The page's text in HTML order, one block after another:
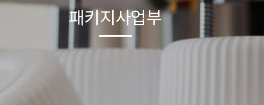
패키지사업부